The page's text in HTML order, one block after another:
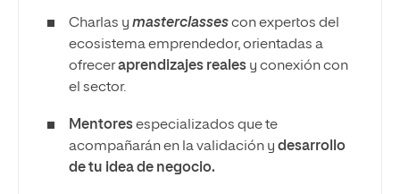
Charlas y masterclassescon expertos del
ecosistema emprendedor, orientadas a
ofreceraprendizajes reales y conexión con
el sector.
Mentoresespecializados que te
acompañarán en la validación y desarrollo
de tu idea de negocio.